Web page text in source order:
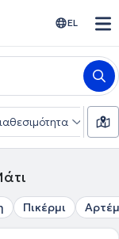
EL
Πικέρμι